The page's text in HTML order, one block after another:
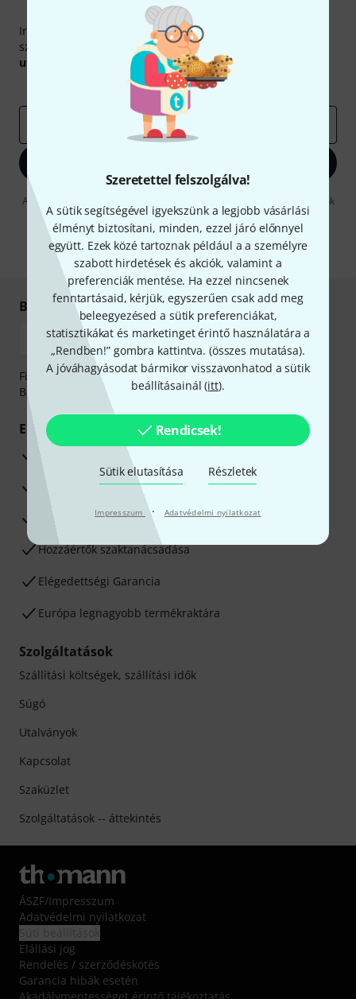
Szeretettel felszolgálva!
A sütik segítségével igyekszünk a legjobb vásárlási
élményt biztosítani, minden, ezzel járó előnnyel
együtt. Ezek közé tartoznak például a a személyre
szabott hirdetések és akciók, valamint a
preferenciák mentése. Ha ezzel nincsenek
fenntartásaid, kérjük, egyszerűen csak add meg
beleegyezésed a sütik preferenciákat,
statisztikákat és marketinget érintő használatára a
„Rendben!” gombra kattintva. (összes mutatása).
A jóváhagyásodat bármikor visszavonhatod a sütik
beállításainál (itt).
Rendicsek!
Sütik elutasítása Részletek
Impresszum · Adatvédelmi nyilatkozat
Thomann hírlevél
Iratkozz fel a Thomann angol nyelvű hírlevelére, és kis
szerencsével megnyerheted a50egyenként
utalvány
Inspiráló gondolatok
Akciók
A "Bejelentkezés" gombra kattintva elfogadja, hogy e-mailben küldjünk
önnek hirdetéseket. Bármikor leiratkozhat erről. A hírlevélről további
információkat azdata protection guideline-ben talál.
* Kitöltés kötelező
Biztonságos vásárlás és fizetés
Fizessen biztonságosan, titkosítással: Banki átutalás vagy
Betéti- vagy hitelkártya segítségével
Előnyök
3 éves Thomann-garancia
30 napos pénzvisszafizetési garancia
Javítás/Szervizelés
Hozzáértők szaktanácsadása
Elégedettségi Garancia
Európa legnagyobb termékraktára
Szolgáltatások
Szállítási költségek, szállítási idők
Súgó
Utalványok
Kapcsolat
Szaküzlet
Szolgáltatások -- áttekintés
ÁSZF/Impresszum
Adatvédelmi nyilatkozat
Elállási jog
Rendelés / szerződéskötés
Garancia hibák esetén